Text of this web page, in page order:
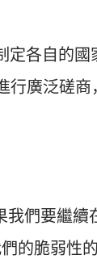
定各自的
行廣泛磋
我們要繼續
的脆弱性